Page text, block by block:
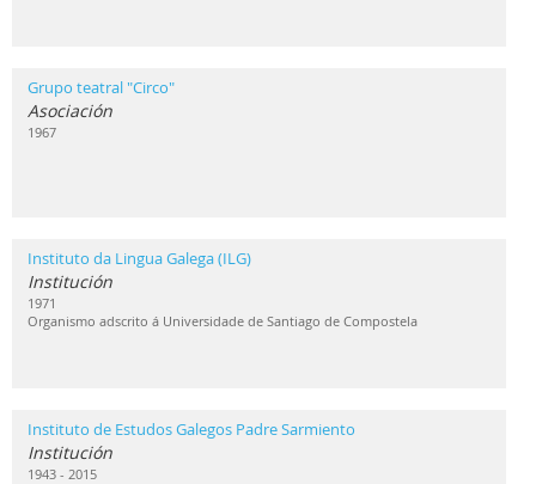
Grupo teatral "Circo"
Asociación
1967
Instituto da Lingua Galega (ILG)
Institución
1971
Organismo adscrito á Universidade de Santiago de Compostela
Instituto de Estudos Galegos Padre Sarmiento
Institución
1943 - 2015